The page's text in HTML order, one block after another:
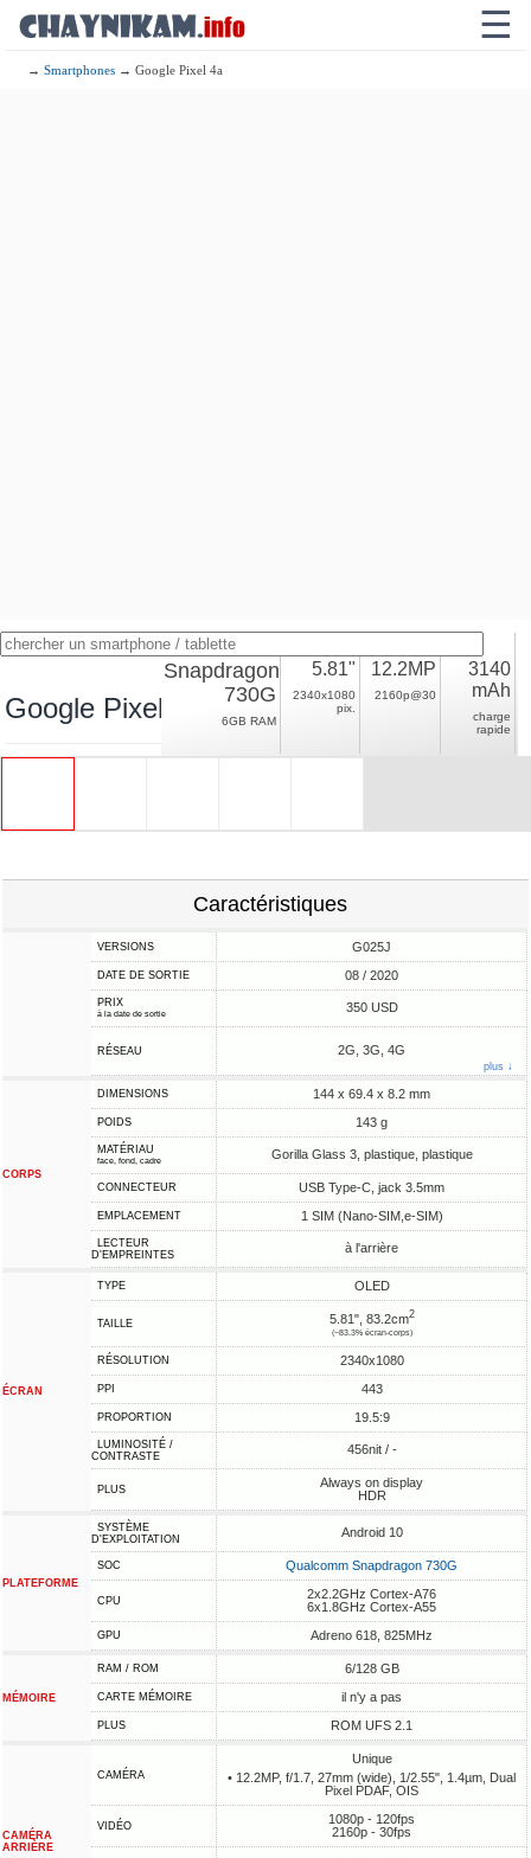
☰
→Smartphones → Google Pixel 4a
Google Pixel 4a
Snapdragon
730G
6GB RAM
5.81"
2340x1080
pix.
12.2MP
2160p@30
3140
mAh
charge
rapide
Caractéristiques
VERSIONS G025J
DATE DE SORTIE 08 / 2020
PRIX
à la date de sortie 350 USD
RÉSEAU 2G, 3G, 4G
plus ↓
CORPS
DIMENSIONS 144 x 69.4 x 8.2 mm
POIDS 143 g
MATÉRIAU
face, fond, cadre Gorilla Glass 3, plastique, plastique
CONNECTEUR USB Type-C, jack 3.5mm
EMPLACEMENT 1 SIM (Nano-SIM,e-SIM)
LECTEUR
D'EMPREINTES
à l'arrière
ÉCRAN
TYPE OLED
TAILLE 5.81", 83.2cm2
(~83.3% écran-corps)
RÉSOLUTION 2340x1080
PPI 443
PROPORTION 19.5:9
LUMINOSITÉ /
CONTRASTE
456nit / -
PLUS
Always on display
HDR
PLATEFORME
SYSTÈME
D'EXPLOITATION
Android 10
SOC Qualcomm Snapdragon 730G
CPU
2x2.2GHz Cortex-A76
6x1.8GHz Cortex-A55
GPU Adreno 618, 825MHz
MÉMOIRE
RAM / ROM 6/128 GB
CARTE MÉMOIRE il n'y a pas
PLUS ROM UFS 2.1
CAMÉRA
ARRIÈRE
CAMÉRA
Unique
• 12.2MP, f/1.7, 27mm (wide), 1/2.55", 1.4µm, Dual
Pixel PDAF, OIS
VIDÉO
1080p - 120fps
2160p - 30fps